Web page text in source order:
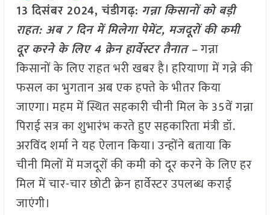
13 दिसंबर 2024,चंडीगढ़: गन्ना किसानों को बड़ी
राहत: अब 7 दिन में मिलेगा पेमेंट, मजदूरों की कमी
दूर करने के लिए 4 क्रेन हार्वेस्टर तैनात –गन्ना
किसानों के लिए राहत भरी खबर है। हरियाणा में गन्ने की
फसल का भुगतान अब एक हफ्ते के भीतर किया
जाएगा। महम में स्थित सहकारी चीनी मिल के 35वें गन्ना
पिराई सत्र का शुभारंभ करते हुए सहकारिता मंत्री डॉ.
अरविंद शर्मा ने यह ऐलान किया। उन्होंने बताया कि
चीनी मिलों में मजदूरों की कमी को दूर करने के लिए हर
मिल में चार-चार छोटी क्रेन हार्वेस्टर उपलब्ध कराई
जाएंगी।